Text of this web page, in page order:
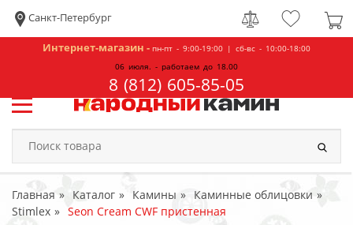
Санкт-Петербург
Интернет-магазин - пн-пт - 9:00-19:00 | сб-вс - 10:00-18:00
06 июля. - работаем до 18.00
8 (812) 605-85-05
Главная Каталог Камины
Каминные облицовки
Stimlex
Seon Cream CWF пристенная